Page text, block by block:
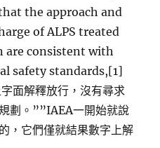
the approach and
of ALPS treated
are consistent with
safety standards,[1]
面解釋放行，沒有尋求
劃。””IAEA一開始就說
，它們僅就結果數字上解